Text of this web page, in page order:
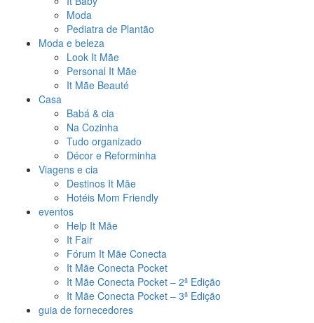
Moda
Pediatra de Plantão
Moda e beleza
Look It Mãe
Personal It Mãe
It Mãe Beauté
Casa
Babá & cia
Na Cozinha
Tudo organizado
Décor e Reforminha
Viagens e cia
Destinos It Mãe
Hotéis Mom Friendly
eventos
Help It Mãe
It Fair
Fórum It Mãe Conecta
It Mãe Conecta Pocket
It Mãe Conecta Pocket – 2ª Edição
It Mãe Conecta Pocket – 3ª Edição
guia de fornecedores